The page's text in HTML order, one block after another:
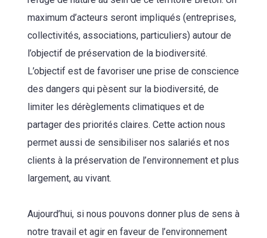
maximum d’acteurs seront impliqués (entreprises,
collectivités, associations, particuliers) autour de
l’objectif de préservation de la biodiversité.
L’objectif est de favoriser une prise de conscience
des dangers qui pèsent sur la biodiversité, de
limiter les dérèglements climatiques et de
partager des priorités claires. Cette action nous
permet aussi de sensibiliser nos salariés et nos
clients à la préservation de l’environnement et plus
largement, au vivant.
Aujourd’hui, si nous pouvons donner plus de sens à
notre travail et agir en faveur de l’environnement